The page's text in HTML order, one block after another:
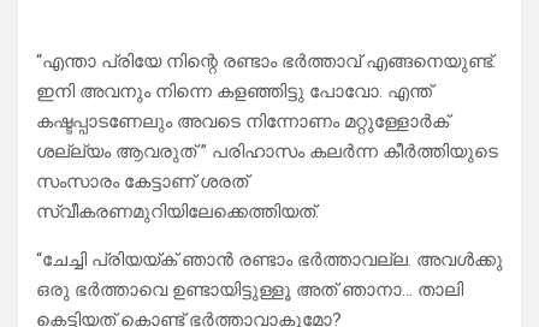
“എന്താ പ്രിയേ നിന്റെ രണ്ടാം ഭർത്താവ് എങ്ങനെയുണ്ട്.
ഇനി അവനും നിന്നെ കളഞ്ഞിട്ടു പോവോ. എന്ത്
കഷ്ടപ്പാടണേലും അവടെ നിന്നോണം മറ്റുള്ളോർക്
ശല്ല്യം ആവരുത് ” പരിഹാസം കലർന്ന കീർത്തിയുടെ
സംസാരം കേട്ടാണ് ശരത്
സ്വീകരണമുറിയിലേക്കെത്തിയത്.
“ചേച്ചി പ്രിയയ്ക് ഞാൻ രണ്ടാം ഭർത്താവല്ല. അവൾക്കു
ഒരു ഭർത്താവെ ഉണ്ടായിട്ടുള്ളൂ അത് ഞാനാ… താലി
കെട്ടിയത് കൊണ്ട് ഭർത്താവാകുമോ?